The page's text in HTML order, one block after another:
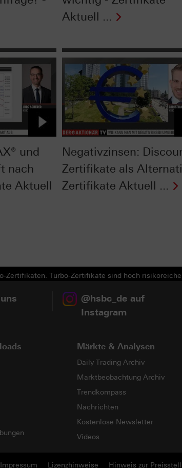
Aktuell ...
und
nach
Aktuell
Negativzinsen:
Zertifikate als
Zertifikate Aktuell ...
Zertifikaten. Turbo-Zertifikate sind hoch
@hsbc_de auf
Instagram
Märkte & Analysen
Daily Trading Archiv
Marktbeobachtung Archiv
Trendkompass
Nachrichten
Kostenlose Newsletter
Videos
Impressum Lizenzhinweise Hinweis zur